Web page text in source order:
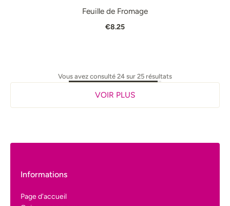
Feuille de Fromage
€8.25
Vous avez consulté 24 sur 25 résultats
VOIR PLUS
Informations
Page d'accueil